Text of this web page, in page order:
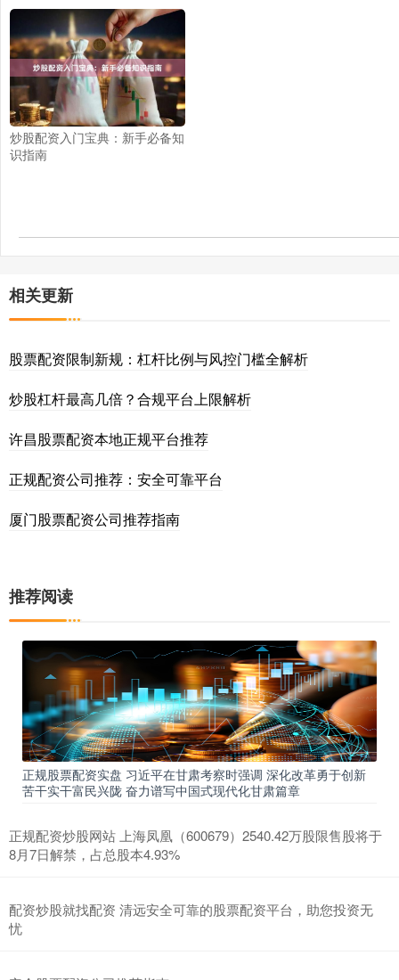
炒股配资入门宝典：新手必备知
识指南
相关更新
股票配资限制新规：杠杆比例与风控门槛全解析
炒股杠杆最高几倍？合规平台上限解析
许昌股票配资本地正规平台推荐
正规配资公司推荐：安全可靠平台
厦门股票配资公司推荐指南
推荐阅读
正规股票配资实盘 习近平在甘肃考察时强调 深化改革勇于创新
苦干实干富民兴陇 奋力谱写中国式现代化甘肃篇章
正规配资炒股网站 上海凤凰（600679）2540.42万股限售股将于
8月7日解禁，占总股本4.93%
配资炒股就找配资 清远安全可靠的股票配资平台，助您投资无
忧